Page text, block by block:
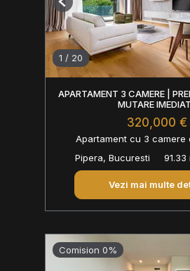
1 / 20
Previous
APARTAMENT 3 CAMERE |
MUTARE
320,000 €
Apartament cu 3 camere
Pipera, Bucuresti
91.33
Vezi mai multe
Comision 0%